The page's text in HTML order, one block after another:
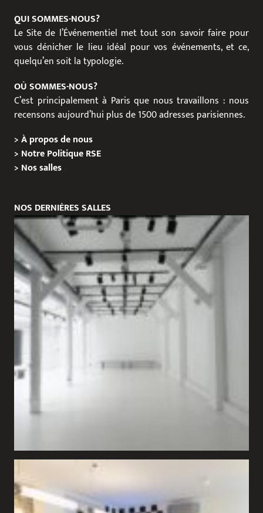
QUI SOMMES-NOUS?
Le Site de l’Événementiel met tout son savoir faire pour
vous dénicher le lieu idéal pour vos événements, et ce,
quelqu’en soit la typologie.
OÙ SOMMES-NOUS?
C’est principalement à Paris que nous travaillons : nous
recensons aujourd’hui plus de 1500 adresses parisiennes.
>À propos de nous
> Notre Politique RSE
> Nos salles
NOS DERNIÈRES SALLES